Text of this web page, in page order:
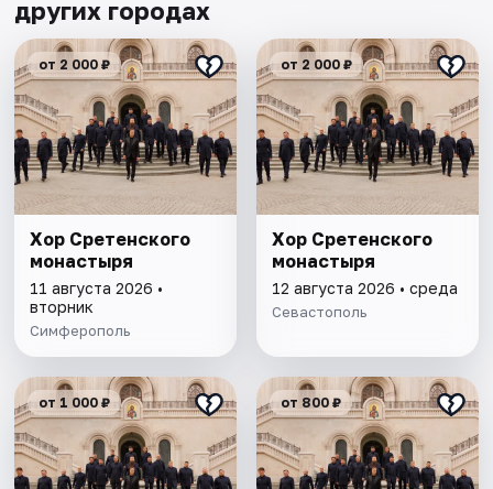
других городах
от 2 000 ₽
Хор Сретенского
монастыря
11 августа 2026 •
вторник
Симферополь
от 2 000 ₽
Хор Сретенского
монастыря
12 августа 2026 • среда
Севастополь
от 1 000 ₽ от 800 ₽